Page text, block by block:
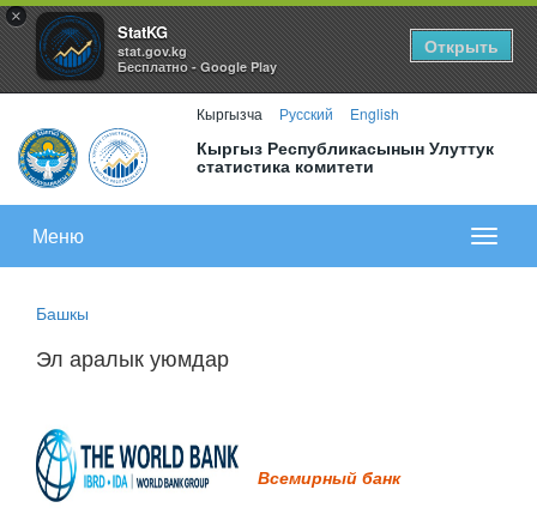
×
StatKG
stat.gov.kg
Бесплатно - Google Play
Открыть
Кыргызча Русский English
Кыргыз Республикасынын Улуттук
статистика комитети
меню
Меню
Башкы
Эл аралык уюмдар
Всемирный банк